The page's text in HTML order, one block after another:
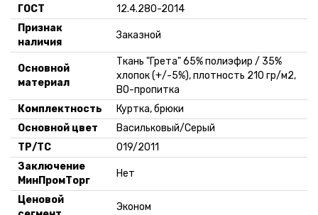
ГОСТ
12.4.280-2014
Признак
наличия
Заказной
Основной
материал
Ткань "Грета" 65% полиэфир / 35%
хлопок (+/-5%), плотность 210 гр/м2,
ВО-пропитка
Комплектность
Куртка, брюки
Основной цвет
Васильковый/Серый
ТР/ТС
019/2011
Заключение
МинПромТорг
Нет
Ценовой
Эконом